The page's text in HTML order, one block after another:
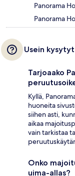
Panorama
Panorama
Usein
Tarjoaako
Kyllä,
huoneita
siihen asti,
aikaa
vain tarkistaa
Onko
uima-allas?